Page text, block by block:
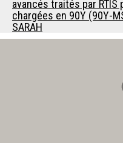
avancés traités par
chargées en 90Y (90Y-
SARAH